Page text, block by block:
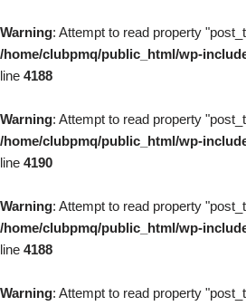
Warning: Attempt to read property
/home/clubpmq/public_html/wp-
line 4188
Warning: Attempt to read property
/home/clubpmq/public_html/wp-
line 4190
Warning: Attempt to read property
/home/clubpmq/public_html/wp-
line 4188
Warning: Attempt to read property